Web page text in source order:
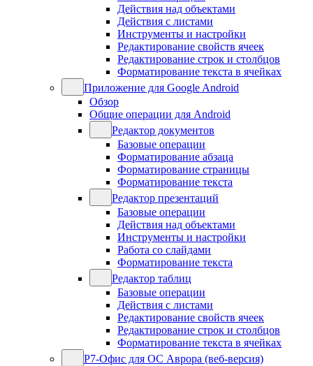
Действия над объектами
Действия с листами
Инструменты и настройки
Редактирование свойств ячеек
Редактирование строк и столбцов
Форматирование текста в ячейках
Приложение для Google Android
Обзор
Общие операции для Android
Редактор документов
Базовые операции
Форматирование абзаца
Форматирование страницы
Форматирование текста
Редактор презентаций
Базовые операции
Действия над объектами
Инструменты и настройки
Работа со слайдами
Форматирование текста
Редактор таблиц
Базовые операции
Действия с листами
Редактирование свойств ячеек
Редактирование строк и столбцов
Форматирование текста в ячейках
Р7-Офис для ОС Аврора (веб-версия)